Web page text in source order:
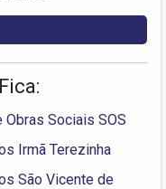
Sociais SOS
Irmã Terezinha
São Vicente de